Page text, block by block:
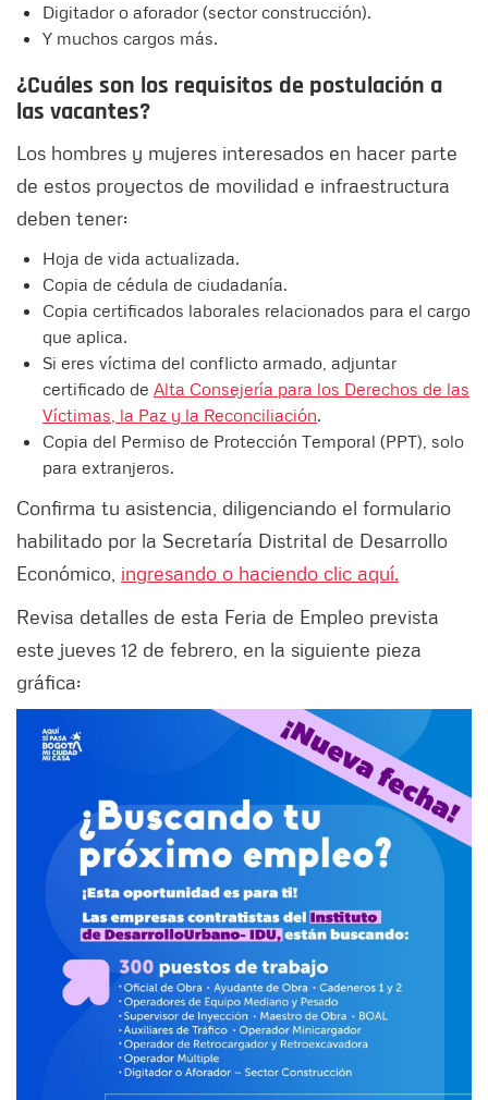
Digitador o aforador (sector construcción).
Y muchos cargos más.
¿Cuáles son los requisitos de postulación a
las vacantes?
Los hombres y mujeres interesados en hacer parte
de estos proyectos de movilidad e infraestructura
deben tener:
Hoja de vida actualizada.
Copia de cédula de ciudadanía.
Copia certificados laborales relacionados para el cargo
que aplica.
Si eres víctima del conflicto armado, adjuntar
certificado de Alta Consejería para los Derechos de las
Víctimas, la Paz y la Reconciliación.
Copia del Permiso de Protección Temporal (PPT), solo
para extranjeros.
Confirma tu asistencia, diligenciando el formulario
habilitado por la Secretaría Distrital de Desarrollo
Económico, ingresando o haciendo clic aquí.
Revisa detalles de esta Feria de Empleo prevista
este jueves 12 de febrero, en la siguiente pieza
gráfica: